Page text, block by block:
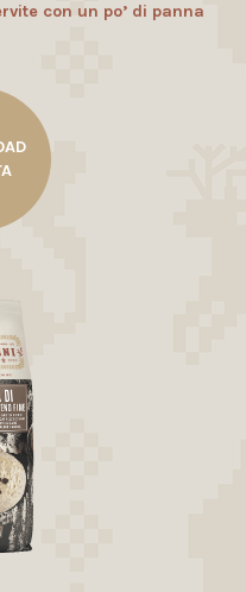
con un po’ di panna